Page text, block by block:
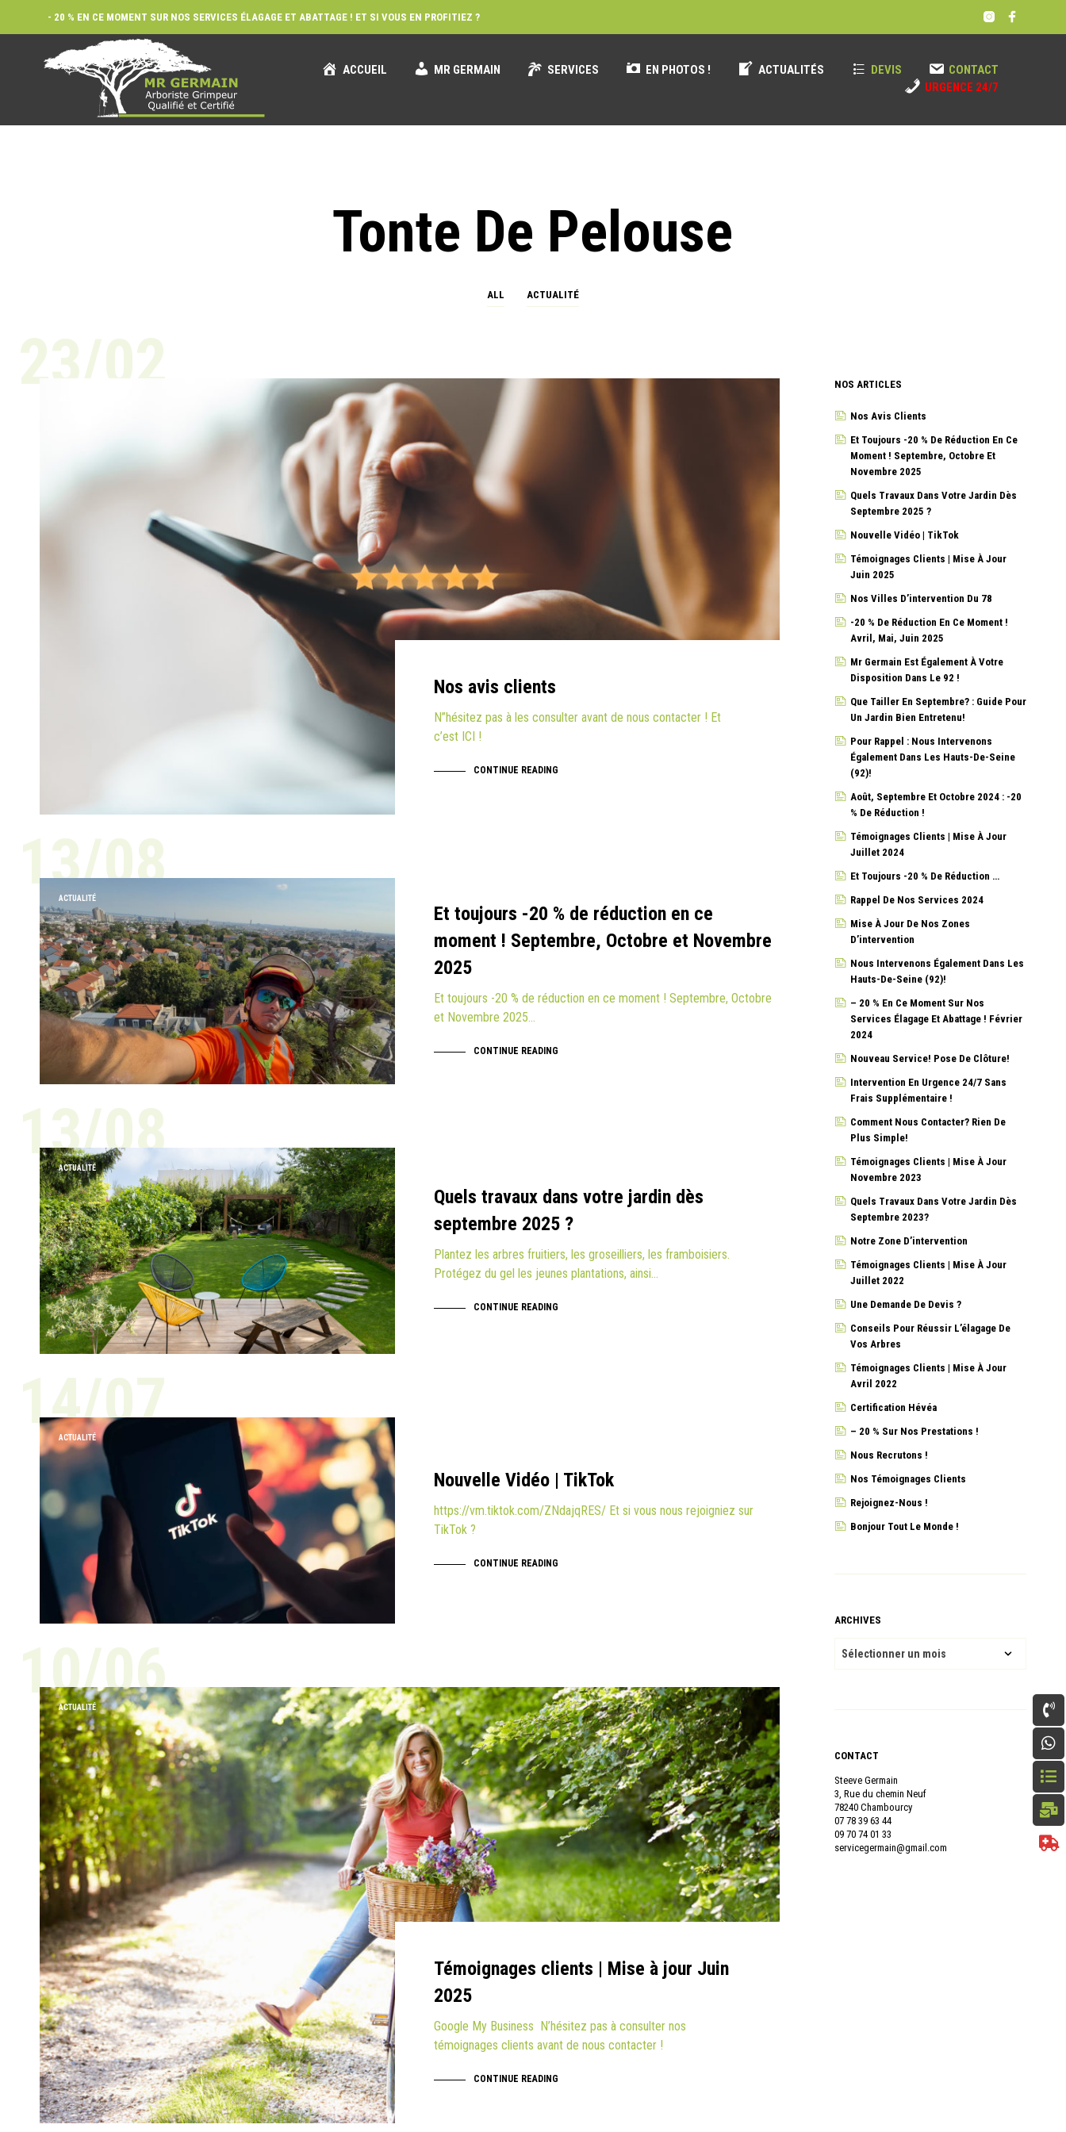
- 20 % EN CE MOMENT SUR NOS SERVICES ÉLAGAGE ET ABATTAGE ! ET SI VOUS EN PROFITIEZ ?
ACCUEIL MR GERMAIN SERVICES EN PHOTOS ! ACTUALITÉS DEVIS
CONTACT
URGENCE 24/7
Tonte De Pelouse
ALL ACTUALITÉ
23/02
Nos avis clients
N”hésitez pas à les consulter avant de nous contacter ! Et
c’est ICI !
CONTINUE READING
13/08
ACTUALITÉ
Et toujours -20 % de réduction en ce
moment ! Septembre, Octobre et Novembre
2025
Et toujours -20 % de réduction en ce moment ! Septembre, Octobre
et Novembre 2025…
CONTINUE READING
13/08
ACTUALITÉ
Quels travaux dans votre jardin dès
septembre 2025 ?
Plantez les arbres fruitiers, les groseilliers, les framboisiers.
Protégez du gel les jeunes plantations, ainsi…
CONTINUE READING
14/07
ACTUALITÉ
Nouvelle Vidéo | TikTok
https://vm.tiktok.com/ZNdajqRES/ Et si vous nous rejoigniez sur
TikTok ?
CONTINUE READING
10/06
ACTUALITÉ
Témoignages clients | Mise à jour Juin
2025
Google My Business N’hésitez pas à consulter nos
témoignages clients avant de nous contacter !
CONTINUE READING
NOS ARTICLES
Nos Avis Clients
Et Toujours -20 % De Réduction En Ce
Moment ! Septembre, Octobre Et
Novembre 2025
Quels Travaux Dans Votre Jardin Dès
Septembre 2025 ?
Nouvelle Vidéo | TikTok
Témoignages Clients | Mise À Jour
Juin 2025
Nos Villes D’intervention Du 78
-20 % De Réduction En Ce Moment !
Avril, Mai, Juin 2025
Mr Germain Est Également À Votre
Disposition Dans Le 92 !
Que Tailler En Septembre? : Guide Pour
Un Jardin Bien Entretenu!
Pour Rappel : Nous Intervenons
Également Dans Les Hauts-De-Seine
(92)!
Août, Septembre Et Octobre 2024 : -20
% De Réduction !
Témoignages Clients | Mise À Jour
Juillet 2024
Et Toujours -20 % De Réduction …
Rappel De Nos Services 2024
Mise À Jour De Nos Zones
D’intervention
Nous Intervenons Également Dans Les
Hauts-De-Seine (92)!
– 20 % En Ce Moment Sur Nos
Services Élagage Et Abattage ! Février
2024
Nouveau Service! Pose De Clôture!
Intervention En Urgence 24/7 Sans
Frais Supplémentaire !
Comment Nous Contacter? Rien De
Plus Simple!
Témoignages Clients | Mise À Jour
Novembre 2023
Quels Travaux Dans Votre Jardin Dès
Septembre 2023?
Notre Zone D’intervention
Témoignages Clients | Mise À Jour
Juillet 2022
Une Demande De Devis ?
Conseils Pour Réussir L’élagage De
Vos Arbres
Témoignages Clients | Mise À Jour
Avril 2022
Certification Hévéa
– 20 % Sur Nos Prestations !
Nous Recrutons !
Nos Témoignages Clients
Rejoignez-Nous !
Bonjour Tout Le Monde !
ARCHIVES
ARCHIVES
CONTACT
Steeve Germain
3, Rue du chemin Neuf
78240 Chambourcy
07 78 39 63 44
09 70 74 01 33
servicegermain@gmail.com